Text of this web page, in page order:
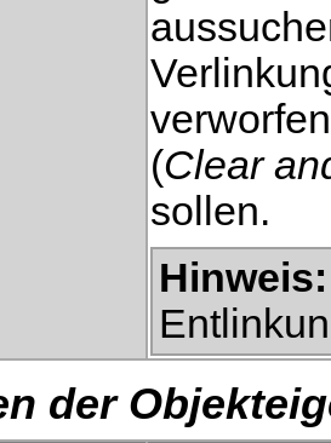
(Clear
sollen.
Hinweis:
der